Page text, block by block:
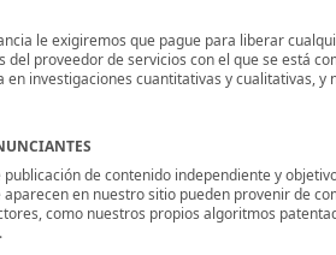
le exigiremos que pague para liberar
del proveedor de servicios con el que se está
en investigaciones cuantitativas y cualitativas,
publicación de contenido independiente y
en nuestro sitio pueden provenir de
como nuestros propios algoritmos